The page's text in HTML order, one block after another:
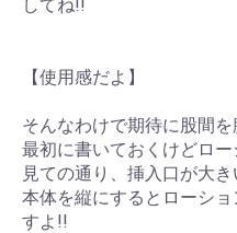
してね!!
【使用感だよ】
そんなわけで期待に股間
最初に書いておくけどロ
見ての通り、挿入口が大
本体を縦にするとローシ
すよ!!